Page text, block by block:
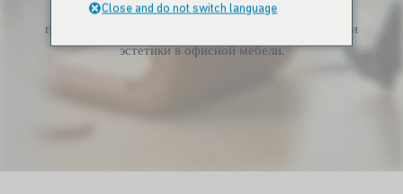
Откройте для себя наш широкий ассортимент
продукции, которая предлагает сочетание качества и
эстетики в офисной мебели.
Close and do not switch language